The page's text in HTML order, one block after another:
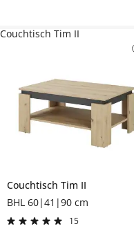
Couchtisch Tim II
BHL 60|41|90 cm
15
Couchtisch Tim II